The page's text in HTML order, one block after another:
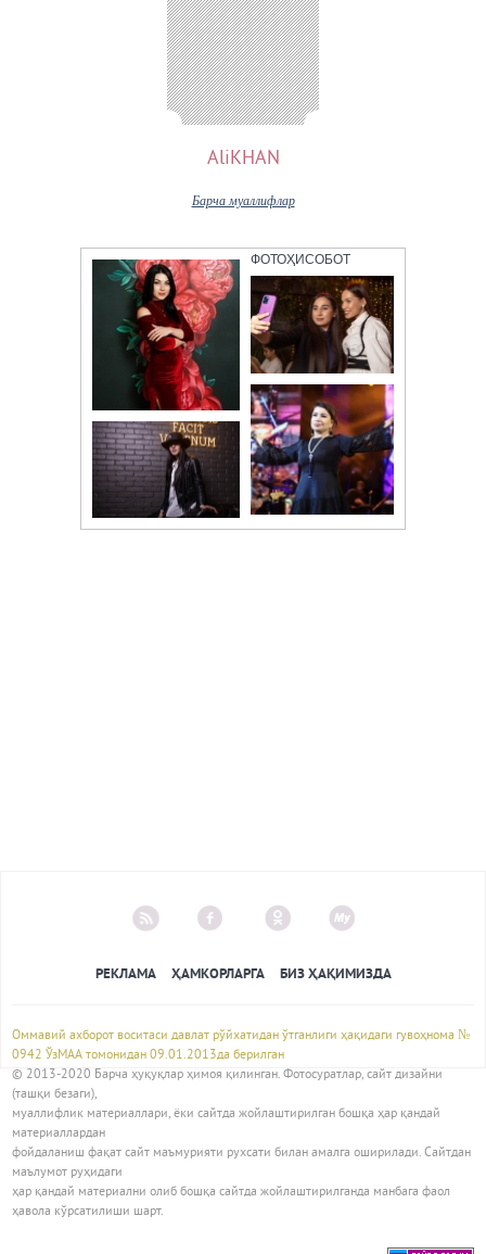
AliKHAN
Барча муаллифлар
ФОТОҲИСОБОТ
РЕКЛАМА ҲАМКОРЛАРГА БИЗ ҲАҚИМИЗДА
Оммавий ахборот воситаси давлат рўйхатидан ўтганлиги ҳақидаги гувоҳнома №
0942 ЎзМАА томонидан 09.01.2013да берилган
© 2013-2020 Барча ҳуқуқлар ҳимоя қилинган. Фотосуратлар, сайт дизайни
(ташқи безаги),
муаллифлик материаллари, ёки сайтда жойлаштирилган бошқа ҳар қандай
материаллардан
фойдаланиш фақат сайт маъмурияти рухсати билан амалга оширилади. Сайтдан
маълумот руҳидаги
ҳар қандай материални олиб бошқа сайтда жойлаштирилганда манбага фаол
ҳавола кўрсатилиши шарт.